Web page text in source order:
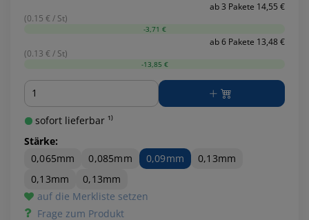
ab 3 Pakete 14,55 €
(0.15 € / St)
-3,71 €
ab 6 Pakete 13,48 €
(0.13 € / St)
-13,85 €
Menge
sofort lieferbar ¹⁾
Stärke:
0,065mm
0,085mm 0,09mm
0,13mm
0,13mm
0,13mm
auf die Merkliste setzen
Frage zum Produkt